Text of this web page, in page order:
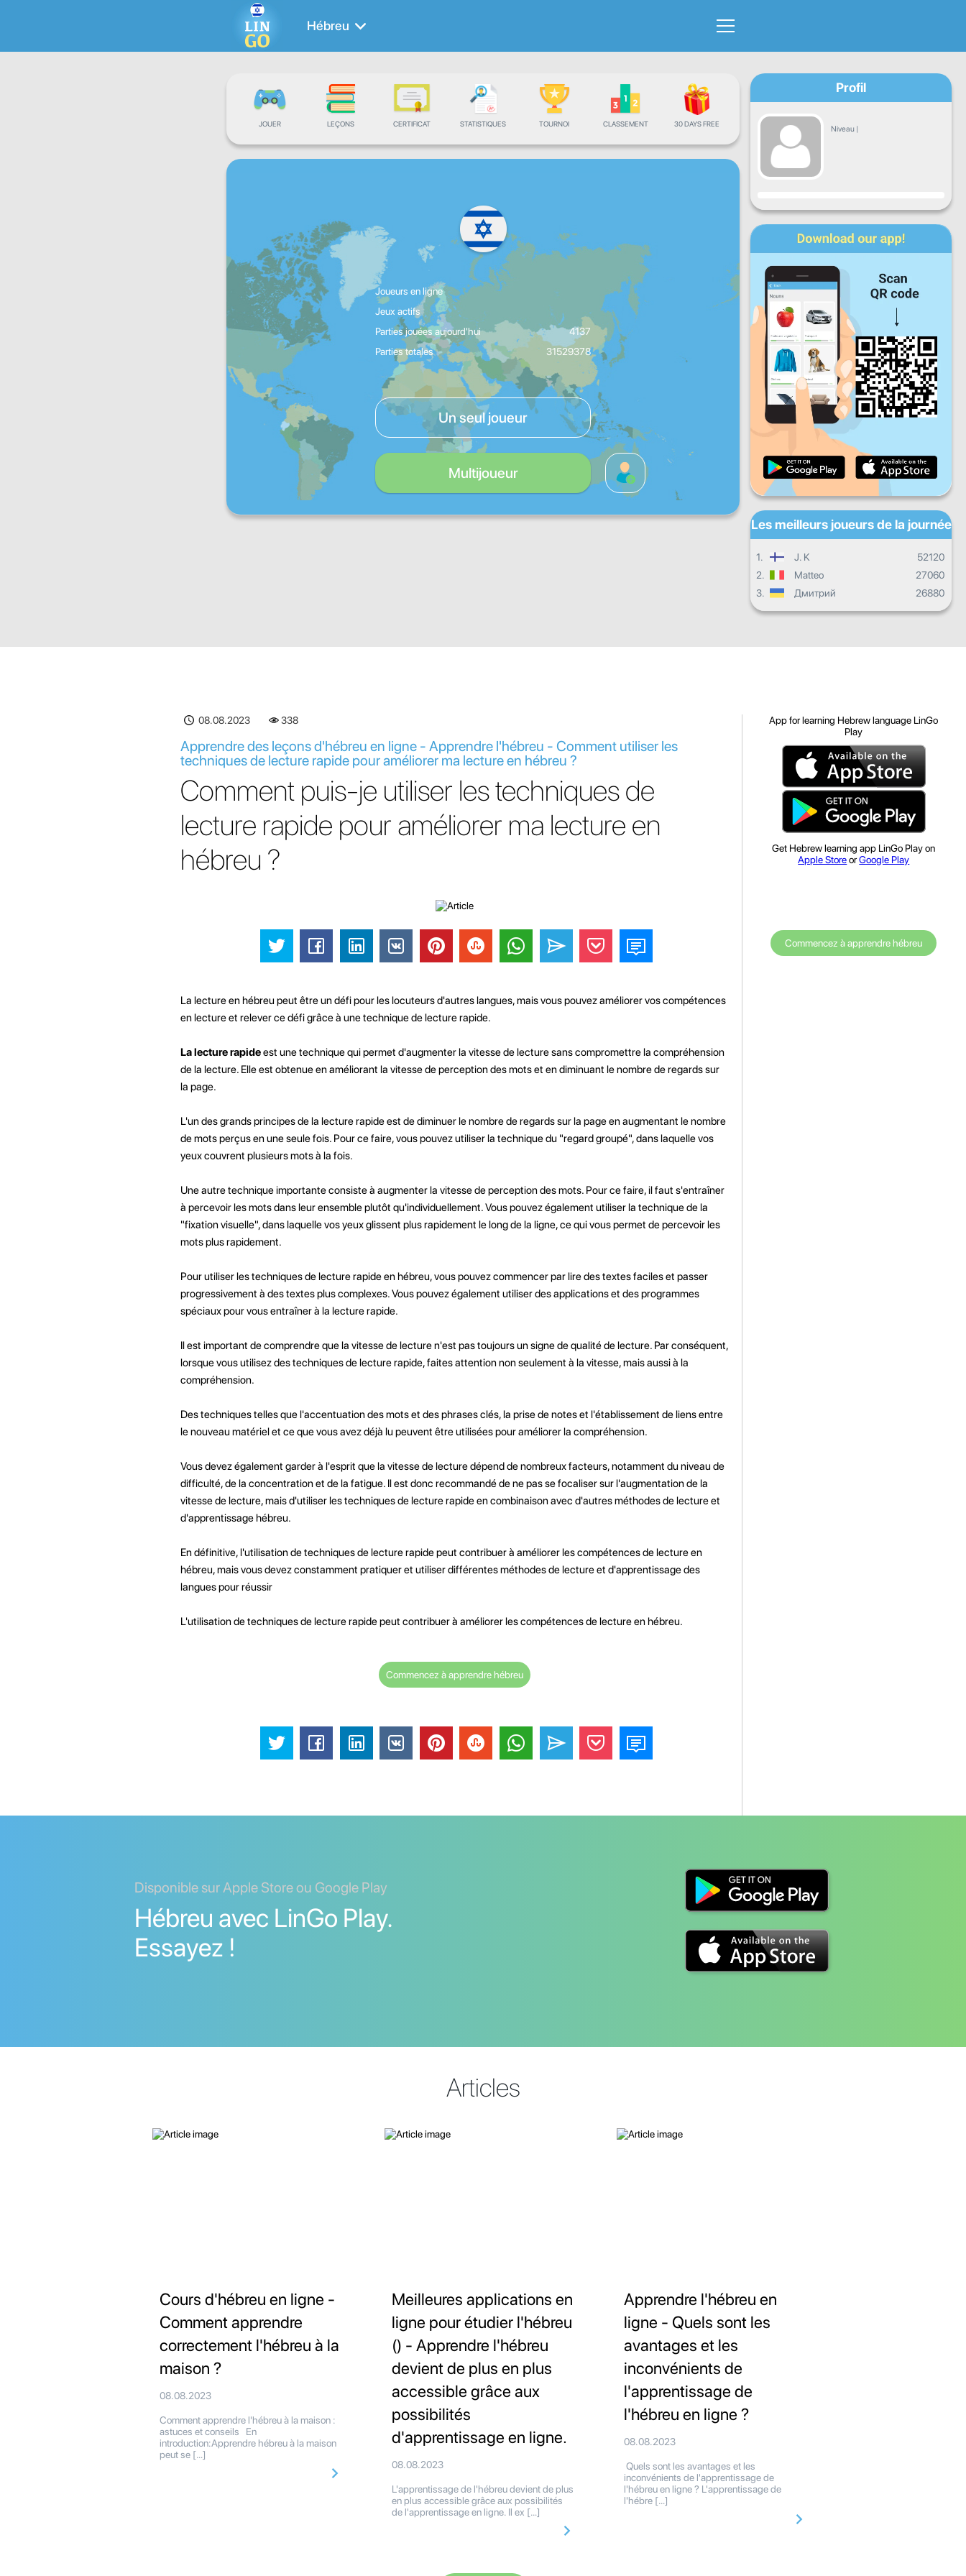
Hébreu
JOUER LEÇONS CERTIFICAT STATISTIQUES TOURNOI CLASSEMENT 30 DAYS FREE
Joueurs en ligne
Jeux actifs
Parties jouées aujourd'hui
4137
Parties totales
31529378
Un seul joueur
Multijoueur
Profil
Niveau |
Progrès
Lun Mer Jeu
Sam Dim
Progrès quotidien
Progrès mensuel
Progrès d'ensemble
Les meilleurs joueurs de la journée
1. J. K
52120
2.
Matteo
27060
3.
Дмитрий 26880
08.08.2023 338
Apprendre des leçons d'hébreu en ligne - Apprendre l'hébreu - Comment utiliser les
techniques de lecture rapide pour améliorer ma lecture en hébreu ?
Comment puis-je utiliser les techniques de
lecture rapide pour améliorer ma lecture en
hébreu ?
La lecture en hébreu peut être un défi pour les locuteurs d'autres langues, mais vous pouvez améliorer vos compétences
en lecture et relever ce défi grâce à une technique de lecture rapide.
La lecture rapideest une technique qui permet d'augmenter la vitesse de lecture sans compromettre la compréhension
de la lecture. Elle est obtenue en améliorant la vitesse de perception des mots et en diminuant le nombre de regards sur
la page.
L'un des grands principes de la lecture rapide est de diminuer le nombre de regards sur la page en augmentant le nombre
de mots perçus en une seule fois. Pour ce faire, vous pouvez utiliser la technique du "regard groupé", dans laquelle vos
yeux couvrent plusieurs mots à la fois.
Une autre technique importante consiste à augmenter la vitesse de perception des mots. Pour ce faire, il faut s'entraîner
à percevoir les mots dans leur ensemble plutôt qu'individuellement. Vous pouvez également utiliser la technique de la
"fixation visuelle", dans laquelle vos yeux glissent plus rapidement le long de la ligne, ce qui vous permet de percevoir les
mots plus rapidement.
Pour utiliser les techniques de lecture rapide en hébreu, vous pouvez commencer par lire des textes faciles et passer
progressivement à des textes plus complexes. Vous pouvez également utiliser des applications et des programmes
spéciaux pour vous entraîner à la lecture rapide.
Il est important de comprendre que la vitesse de lecture n'est pas toujours un signe de qualité de lecture. Par conséquent,
lorsque vous utilisez des techniques de lecture rapide, faites attention non seulement à la vitesse, mais aussi à la
compréhension.
Des techniques telles que l'accentuation des mots et des phrases clés, la prise de notes et l'établissement de liens entre
le nouveau matériel et ce que vous avez déjà lu peuvent être utilisées pour améliorer la compréhension.
Vous devez également garder à l'esprit que la vitesse de lecture dépend de nombreux facteurs, notamment du niveau de
difficulté, de la concentration et de la fatigue. Il est donc recommandé de ne pas se focaliser sur l'augmentation de la
vitesse de lecture, mais d'utiliser les techniques de lecture rapide en combinaison avec d'autres méthodes de lecture et
d'apprentissage hébreu.
En définitive, l'utilisation de techniques de lecture rapide peut contribuer à améliorer les compétences de lecture en
hébreu, mais vous devez constamment pratiquer et utiliser différentes méthodes de lecture et d'apprentissage des
langues pour réussir
L'utilisation de techniques de lecture rapide peut contribuer à améliorer les compétences de lecture en hébreu.
Commencez à apprendre hébreu
App for learning Hebrew language LinGo
Play
Get Hebrew learning app LinGo Play on
Apple StoreorGoogle Play
Commencez à apprendre hébreu
Disponible sur Apple Store ou Google Play
Hébreu avec LinGo Play.
Essayez !
Articles
Cours d'hébreu en ligne -
Comment apprendre
correctement l'hébreu à la
maison ?
08.08.2023
Comment apprendre l'hébreu à la maison :
astuces et conseils En
introduction:Apprendre hébreu à la maison
peut se […]
Meilleures applications en
ligne pour étudier l'hébreu
() - Apprendre l'hébreu
devient de plus en plus
accessible grâce aux
possibilités
d'apprentissage en ligne.
08.08.2023
L'apprentissage de l'hébreu devient de plus
en plus accessible grâce aux possibilités
de l'apprentissage en ligne. Il ex […]
Apprendre l'hébreu en
ligne - Quels sont les
avantages et les
inconvénients de
l'apprentissage de
l'hébreu en ligne ?
08.08.2023
Quels sont les avantages et les
inconvénients de l'apprentissage de
l'hébreu en ligne ? L'apprentissage de
l'hébre […]